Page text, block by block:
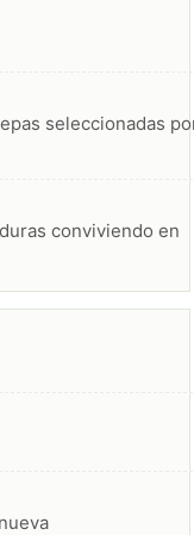
seleccionadas
conviviendo en